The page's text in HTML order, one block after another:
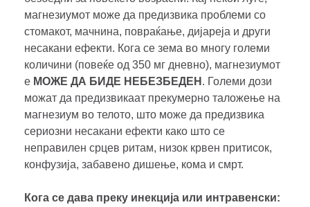
магнезиумот може да предизвика проблеми со
стомакот, мачнина, повраќање, дијареја и други
несакани ефекти. Кога се зема во многу големи
количини (повеќе од 350 мг дневно), магнезиумот
е МОЖЕ ДА БИДЕ НЕБЕЗБЕДЕН . Големи дози
можат да предизвикаат прекумерно таложење на
магнезиум во телото, што може да предизвика
сериозни несакани ефекти како што се
неправилен срцев ритам, низок крвен притисок,
конфузија, забавено дишење, кома и смрт.
Кога се дава преку инекција или интравенски: